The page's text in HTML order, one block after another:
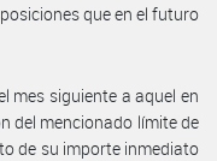
que en el futuro
mes siguiente a aquel en
del mencionado límite de
de su importe inmediato